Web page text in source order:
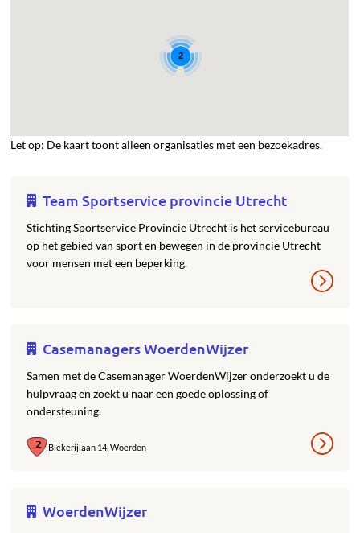
2
Let op: De kaart toont alleen organisaties met een bezoekadres.
Team Sportservice provincie Utrecht
Stichting Sportservice Provincie Utrecht is het servicebureau
op het gebied van sport en bewegen in de provincie Utrecht
voor mensen met een beperking.
Casemanagers WoerdenWijzer
Samen met de Casemanager WoerdenWijzer onderzoekt u de
hulpvraag en zoekt u naar een goede oplossing of
ondersteuning.
Blekerijlaan 14, Woerden
WoerdenWijzer